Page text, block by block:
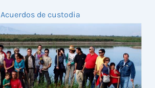
Acuerdos de custodia